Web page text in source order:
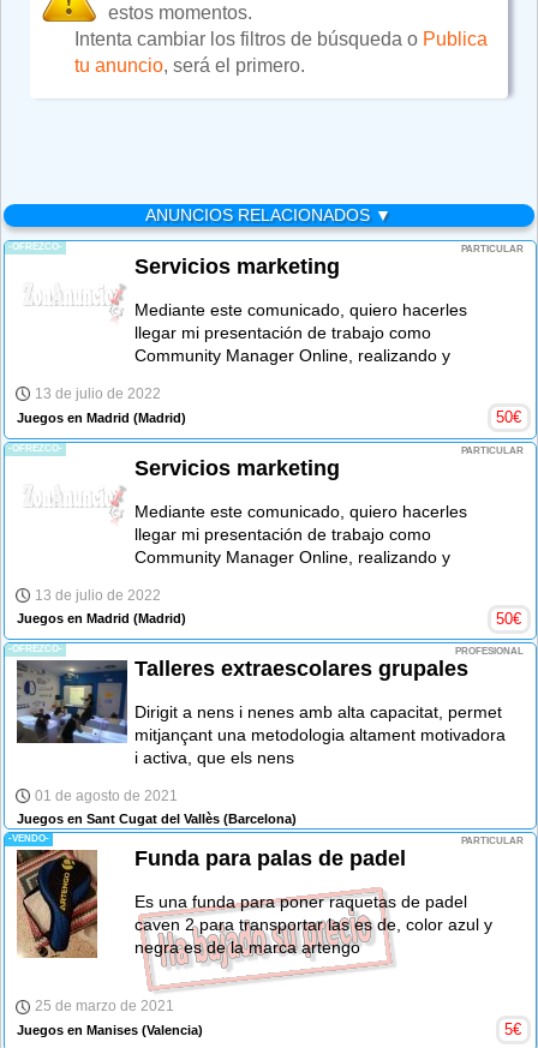
estos momentos.
Intenta cambiar los filtros de búsqueda o Publica
tu anuncio, será el primero.
ANUNCIOS RELACIONADOS ▼
-OFREZCO- PARTICULAR
Servicios marketing
Mediante este comunicado, quiero hacerles
llegar mi presentación de trabajo como
Community Manager Online, realizando y
13 de julio de 2022
Juegos en Madrid (Madrid) 50€
-OFREZCO- PARTICULAR
Servicios marketing
Mediante este comunicado, quiero hacerles
llegar mi presentación de trabajo como
Community Manager Online, realizando y
13 de julio de 2022
Juegos en Madrid (Madrid) 50€
-OFREZCO- PROFESIONAL
Talleres extraescolares grupales
Dirigit a nens i nenes amb alta capacitat, permet
mitjançant una metodologia altament motivadora
i activa, que els nens
01 de agosto de 2021
Juegos en Sant Cugat del Vallès (Barcelona)
-VENDO- PARTICULAR
Funda para palas de padel
Es una funda para poner raquetas de padel
caven 2 para transportar las es de, color azul y
negra es de la marca artengo
25 de marzo de 2021
Juegos en Manises (Valencia) 5€